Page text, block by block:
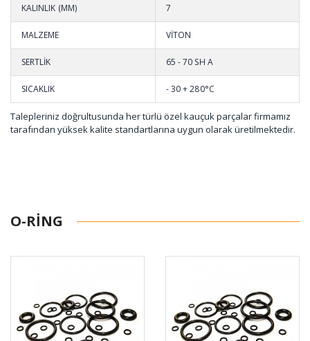
KALINLIK (MM) 7
MALZEME VİTON
SERTLİK 65 - 70 SH A
SICAKLIK - 30 + 280°C
Talepleriniz doğrultusunda her türlü özel kauçuk parçalar firmamız
tarafından yüksek kalite standartlarına uygun olarak üretilmektedir.
O-RING